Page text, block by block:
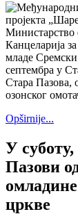
пројекта
Министарство
Канцеларија
младе
септембра у
Стара Пазова,
озонског
Opširnije...
У суботу,
Пазови
цркве